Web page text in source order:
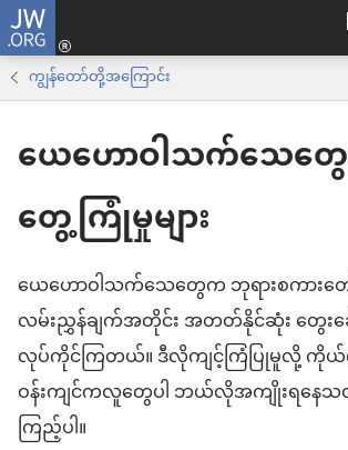
JW.ORG
in
ဖွ
ကျွန်တော်တို့အကြောင်း
ယေဟောဝါသက်သေတွ
တွေ့ကြုံမှုများ
ယေဟောဝါသက်သေတွေက ဘုရားစကားတော်
လမ်းညွှန်ချက်အတိုင်း အတတ်နိုင်ဆုံး တွေးခေါ်
လုပ်ကိုင်ကြတယ်။ ဒီလိုကျင့်ကြံပြုမူလို့ ကို
ဝန်းကျင်ကလူတွေပါ ဘယ်လိုအကျိုးရနေ
ကြည့်ပါ။